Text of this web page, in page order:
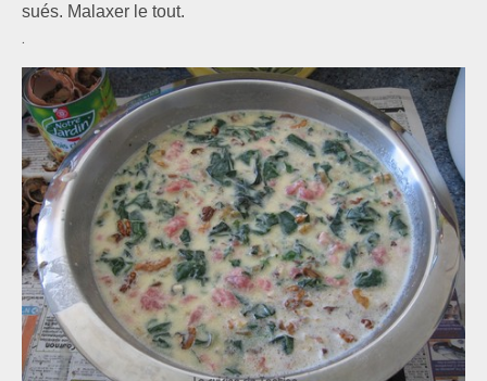
sués. Malaxer le tout.
.